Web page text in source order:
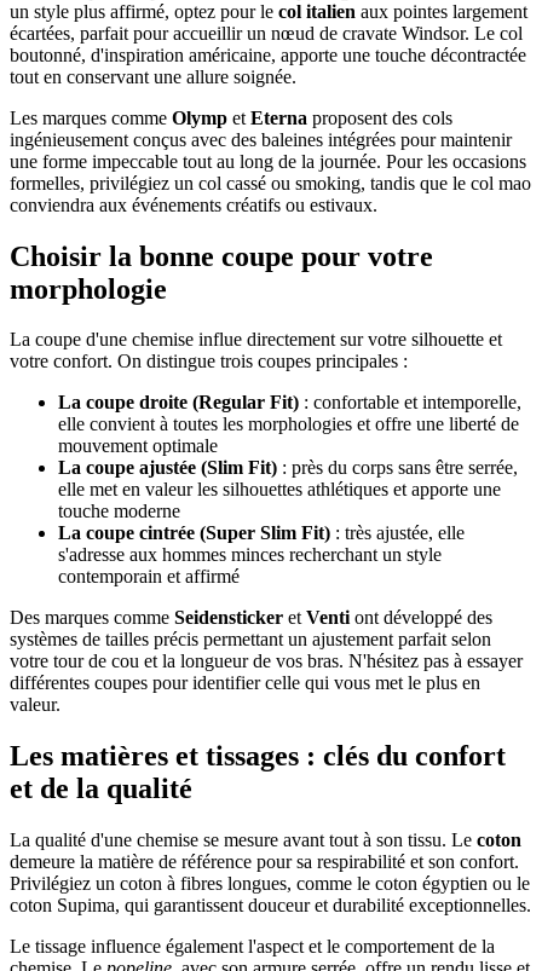
un style plus affirmé, optez pour le col italien aux pointes largement
écartées, parfait pour accueillir un nœud de cravate Windsor. Le col
boutonné, d'inspiration américaine, apporte une touche décontractée
tout en conservant une allure soignée.
Les marques comme Olymp et Eterna proposent des cols
ingénieusement conçus avec des baleines intégrées pour maintenir
une forme impeccable tout au long de la journée. Pour les occasions
formelles, privilégiez un col cassé ou smoking, tandis que le col mao
conviendra aux événements créatifs ou estivaux.
Choisir la bonne coupe pour votre
morphologie
La coupe d'une chemise influe directement sur votre silhouette et
votre confort. On distingue trois coupes principales :
La coupe droite (Regular Fit) : confortable et intemporelle,
elle convient à toutes les morphologies et offre une liberté de
mouvement optimale
La coupe ajustée (Slim Fit) : près du corps sans être serrée,
elle met en valeur les silhouettes athlétiques et apporte une
touche moderne
La coupe cintrée (Super Slim Fit) : très ajustée, elle
s'adresse aux hommes minces recherchant un style
contemporain et affirmé
Des marques comme Seidensticker etVentiont développé des
systèmes de tailles précis permettant un ajustement parfait selon
votre tour de cou et la longueur de vos bras. N'hésitez pas à essayer
différentes coupes pour identifier celle qui vous met le plus en
valeur.
Les matières et tissages : clés du confort
et de la qualité
La qualité d'une chemise se mesure avant tout à son tissu. Le coton
demeure la matière de référence pour sa respirabilité et son confort.
Privilégiez un coton à fibres longues, comme le coton égyptien ou le
coton Supima, qui garantissent douceur et durabilité exceptionnelles.
Le tissage influence également l'aspect et le comportement de la